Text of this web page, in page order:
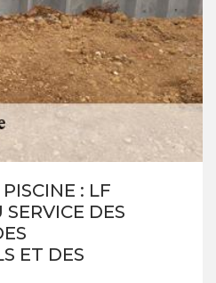
: LF
DES
ET DES